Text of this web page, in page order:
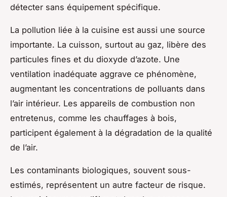
détecter sans équipement spécifique.
La pollution liée à la cuisine est aussi une source
importante. La cuisson, surtout au gaz, libère des
particules fines et du dioxyde d’azote. Une
ventilation inadéquate aggrave ce phénomène,
augmentant les concentrations de polluants dans
l’air intérieur. Les appareils de combustion non
entretenus, comme les chauffages à bois,
participent également à la dégradation de la qualité
de l’air.
Les contaminants biologiques, souvent sous-
estimés, représentent un autre facteur de risque.